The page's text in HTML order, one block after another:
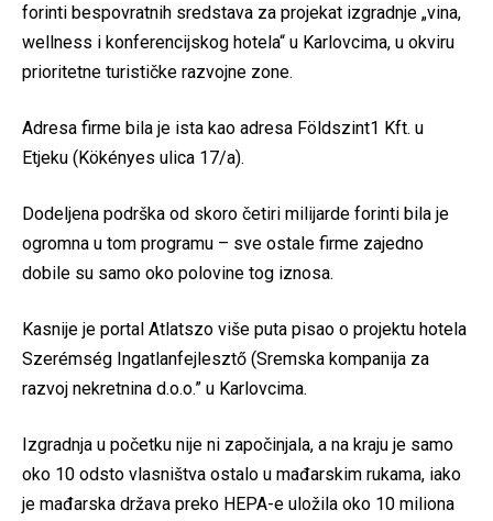
forinti bespovratnih sredstava za projekat izgradnje „vina,
wellness i konferencijskog hotela“ u Karlovcima, u okviru
prioritetne turističke razvojne zone.
Adresa firme bila je ista kao adresa Földszint1 Kft. u
Etjeku (Kökényes ulica 17/a).
Dodeljena podrška od skoro četiri milijarde forinti bila je
ogromna u tom programu – sve ostale firme zajedno
dobile su samo oko polovine tog iznosa.
Kasnije je portal Atlatszo više puta pisao o projektu hotela
Szerémség Ingatlanfejlesztő (Sremska kompanija za
razvoj nekretnina d.o.o.” u Karlovcima.
Izgradnja u početku nije ni započinjala, a na kraju je samo
oko 10 odsto vlasništva ostalo u mađarskim rukama, iako
je mađarska država preko HEPA-e uložila oko 10 miliona